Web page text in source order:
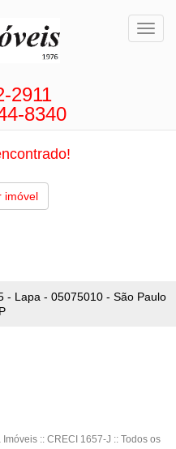
2911
8340
imóvel
- Lapa - 05075010 - São Paulo
:: CRECI 1657-J :: Todos os